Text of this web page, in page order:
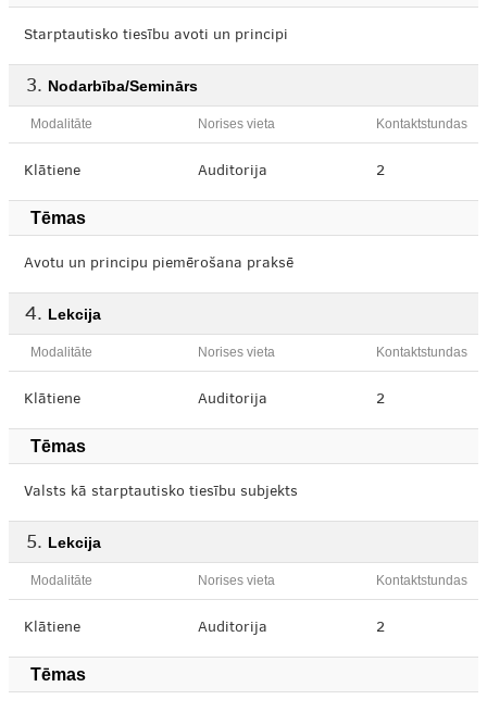
Starptautisko tiesību avoti un principi
Nodarbība/Seminārs
Modalitāte Norises vieta Kontaktstundas
Klātiene Auditorija 2
Tēmas
Avotu un principu piemērošana praksē
Lekcija
Modalitāte Norises vieta Kontaktstundas
Klātiene Auditorija 2
Tēmas
Valsts kā starptautisko tiesību subjekts
Lekcija
Modalitāte Norises vieta Kontaktstundas
Klātiene Auditorija 2
Tēmas